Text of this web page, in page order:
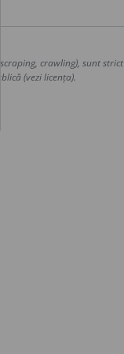
crawling), sunt strict
(vezi licența).